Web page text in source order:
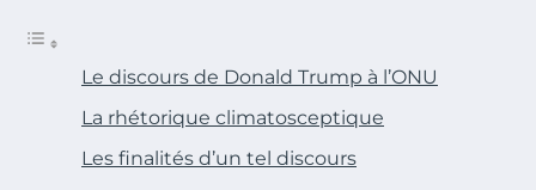
Le discours de Donald Trump à l’ONU
La rhétorique climatosceptique
Les finalités d’un tel discours